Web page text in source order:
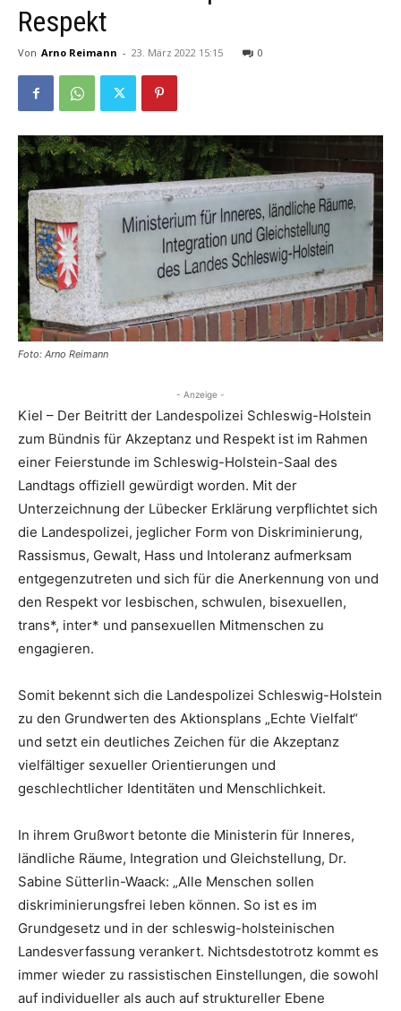
Respekt
Von Arno Reimann - 23. März 2022 15:15 0
Foto: Arno Reimann
- Anzeige -
Kiel – Der Beitritt der Landespolizei Schleswig-Holstein
zum Bündnis für Akzeptanz und Respekt ist im Rahmen
einer Feierstunde im Schleswig-Holstein-Saal des
Landtags offiziell gewürdigt worden. Mit der
Unterzeichnung der Lübecker Erklärung verpflichtet sich
die Landespolizei, jeglicher Form von Diskriminierung,
Rassismus, Gewalt, Hass und Intoleranz aufmerksam
entgegenzutreten und sich für die Anerkennung von und
den Respekt vor lesbischen, schwulen, bisexuellen,
trans*, inter* und pansexuellen Mitmenschen zu
engagieren.
Somit bekennt sich die Landespolizei Schleswig-Holstein
zu den Grundwerten des Aktionsplans „Echte Vielfalt“
und setzt ein deutliches Zeichen für die Akzeptanz
vielfältiger sexueller Orientierungen und
geschlechtlicher Identitäten und Menschlichkeit.
In ihrem Grußwort betonte die Ministerin für Inneres,
ländliche Räume, Integration und Gleichstellung, Dr.
Sabine Sütterlin-Waack: „Alle Menschen sollen
diskriminierungsfrei leben können. So ist es im
Grundgesetz und in der schleswig-holsteinischen
Landesverfassung verankert. Nichtsdestotrotz kommt es
immer wieder zu rassistischen Einstellungen, die sowohl
auf individueller als auch auf struktureller Ebene